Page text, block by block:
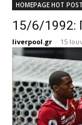
HOMEPAGE HOT
15/6/1992:
liverpool.gr - 15